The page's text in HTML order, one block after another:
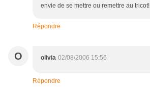
envie de se mettre ou remettre au tricot!
Répondre
O olivia 02/08/2006 15:56
Répondre